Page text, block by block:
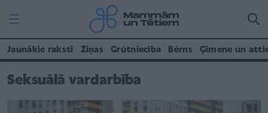
Jaunākie raksti Ziņas Grūtniecība Bērns Ģimene un
Seksuālā vardarbība